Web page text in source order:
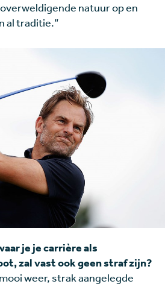
natuur op en
al traditie.”
je je carrière als
zal vast ook geen straf zijn?
weer, strak aangelegde